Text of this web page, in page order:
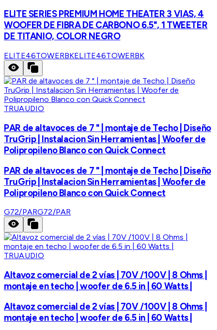
ELITE SERIES PREMIUM HOME THEATER 3 VIAS, 4
WOOFER DE FIBRA DE CARBONO 6.5", 1 TWEETER
DE TITANIO, COLOR NEGRO
ELITE46TOWERBKELITE46TOWERBK
TRUAUDIO
PAR de altavoces de 7 " | montaje de Techo | Diseño
TruGrip | Instalacion Sin Herramientas | Woofer de
Polipropileno Blanco con Quick Connect
PAR de altavoces de 7 " | montaje de Techo | Diseño
TruGrip | Instalacion Sin Herramientas | Woofer de
Polipropileno Blanco con Quick Connect
G72/PARG72/PAR
TRUAUDIO
Altavoz comercial de 2 vías | 70V /100V | 8 Ohms |
montaje en techo | woofer de 6.5 in | 60 Watts |
Altavoz comercial de 2 vías | 70V /100V | 8 Ohms |
montaje en techo | woofer de 6.5 in | 60 Watts |